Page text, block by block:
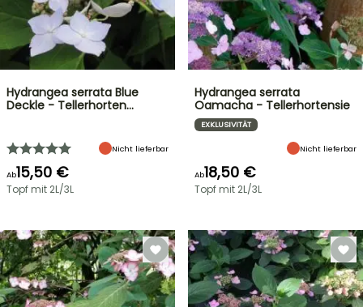
Hydrangea serrata Blue
Deckle - Tellerhorten…
Nicht lieferbar
Ab15,50 €
Topf mit 2L/3L
Hydrangea serrata
Oamacha - Tellerhortensie
EXKLUSIVITÄT
Nicht lieferbar
Ab18,50 €
Topf mit 2L/3L